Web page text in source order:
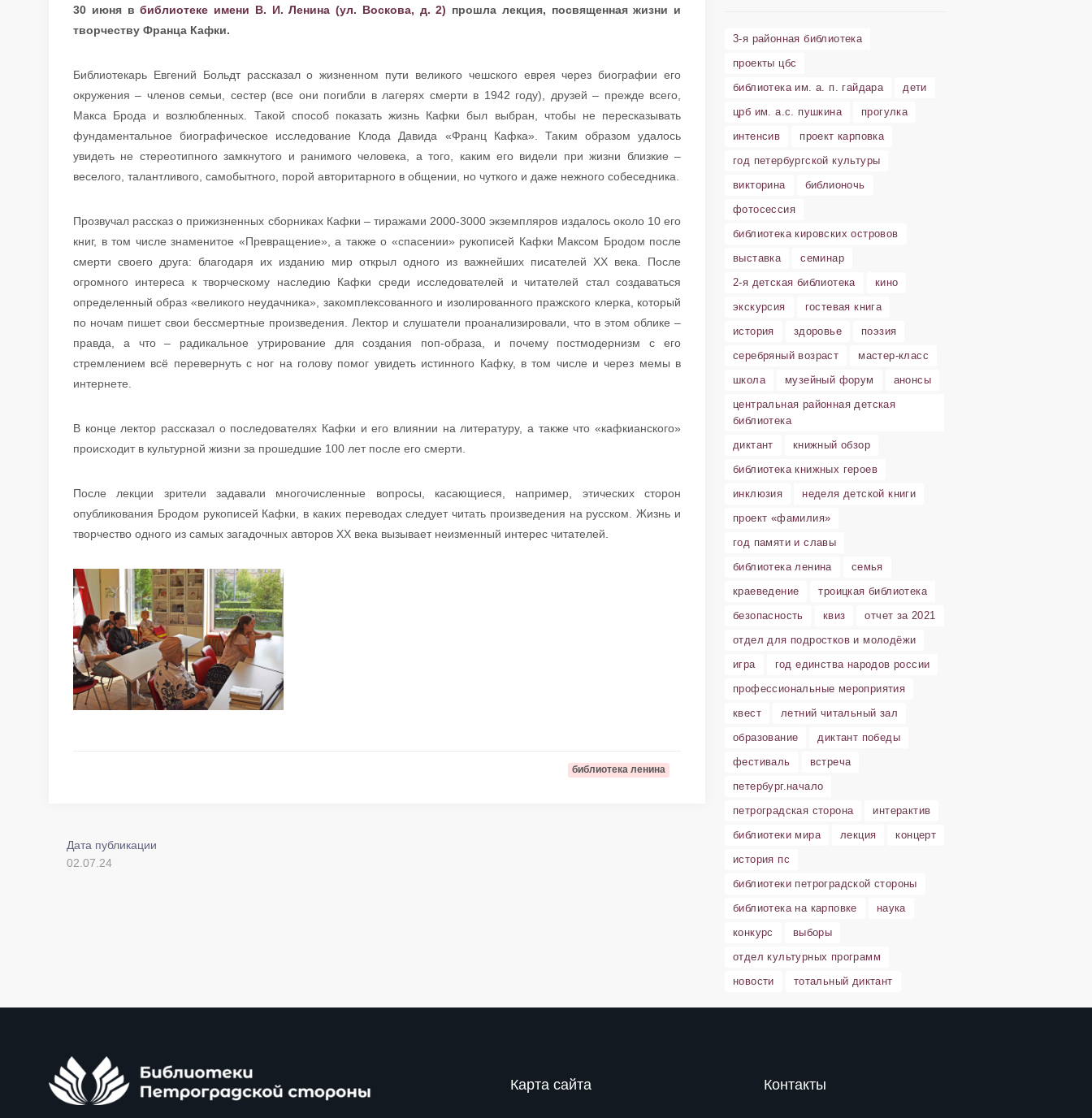
30 июня вбиблиотеке имени В. И. Ленина (ул. Воскова, д. 2) прошла лекция, посвященная жизни и
творчеству Франца Кафки.
Библиотекарь Евгений Больдт рассказал о жизненном пути великого чешского еврея через биографии его
окружения – членов семьи, сестер (все они погибли в лагерях смерти в 1942 году), друзей – прежде всего,
Макса Брода и возлюбленных. Такой способ показать жизнь Кафки был выбран, чтобы не пересказывать
фундаментальное биографическое исследование Клода Давида «Франц Кафка». Таким образом удалось
увидеть не стереотипного замкнутого и ранимого человека, а того, каким его видели при жизни близкие –
веселого, талантливого, самобытного, порой авторитарного в общении, но чуткого и даже нежного собеседника.
Прозвучал рассказ о прижизненных сборниках Кафки – тиражами 2000-3000 экземпляров издалось около 10 его
книг, в том числе знаменитое «Превращение», а также о «спасении» рукописей Кафки Максом Бродом после
смерти своего друга: благодаря их изданию мир открыл одного из важнейших писателей XX века. После
огромного интереса к творческому наследию Кафки среди исследователей и читателей стал создаваться
определенный образ «великого неудачника», закомплексованного и изолированного пражского клерка, который
по ночам пишет свои бессмертные произведения. Лектор и слушатели проанализировали, что в этом облике –
правда, а что – радикальное утрирование для создания поп-образа, и почему постмодернизм с его
стремлением всё перевернуть с ног на голову помог увидеть истинного Кафку, в том числе и через мемы в
интернете.
В конце лектор рассказал о последователях Кафки и его влиянии на литературу, а также что «кафкианского»
происходит в культурной жизни за прошедшие 100 лет после его смерти.
После лекции зрители задавали многочисленные вопросы, касающиеся, например, этических сторон
опубликования Бродом рукописей Кафки, в каких переводах следует читать произведения на русском. Жизнь и
творчество одного из самых загадочных авторов XX века вызывает неизменный интерес читателей.
библиотека ленина
Дата публикации
02.07.24
3-я районная библиотека
проекты цбс
библиотека им. а. п. гайдара
дети
црб им. а.с. пушкина
прогулка
интенсив
проект карповка
год петербургской культуры
викторина
библионочь
фотосессия
библиотека кировских островов
выставка
семинар
2-я детская библиотека
кино
экскурсия
гостевая книга
история
здоровье
поэзия
серебряный возраст
мастер-класс
школа
музейный форум
анонсы
центральная районная детская
библиотека
диктант
книжный обзор
библиотека книжных героев
инклюзия
неделя детской книги
проект «фамилия»
год памяти и славы
библиотека ленина
семья
краеведение
троицкая библиотека
безопасность
квиз
отчет за 2021
отдел для подростков и молодёжи
игра
год единства народов россии
профессиональные мероприятия
квест
летний читальный зал
образование
диктант победы
фестиваль
встреча
петербург.начало
петроградская сторона
интерактив
библиотеки мира
лекция
концерт
история пс
библиотеки петроградской стороны
библиотека на карповке
наука
конкурс
выборы
отдел культурных программ
новости
тотальный диктант
Карта сайта Контакты